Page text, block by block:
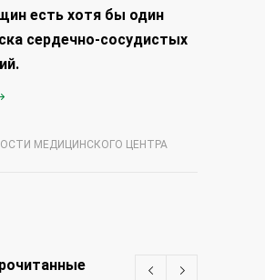
есть хотя бы один
сердечно-сосудистых
МЕДИЦИНСКОГО ЦЕНТРА